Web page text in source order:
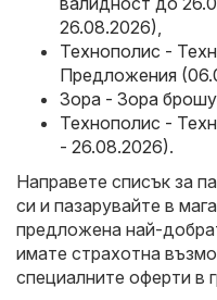
26.08.2026),
Технополис -
Предложения
Зора - Зора
Технополис -
- 26.08.2026).
Направете списък за
си и пазарувайте в
предложена най-
имате страхотна
специалните оферти в